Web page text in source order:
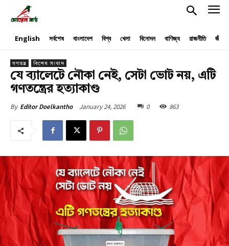
English সর্বশেষ বাংলাদেশ বিশ্ব খেলা বিনোদন বাণিজ্য রাজনীতি
গণতন্ত্র বিশেষ সংবাদ
যে ব্যালেটে নৌকা নেই, সেটা ভোট নয়, এটি
গণতন্ত্রের হত্যাকাণ্ড
By Editor Doelkantho January 24, 2026 0 863